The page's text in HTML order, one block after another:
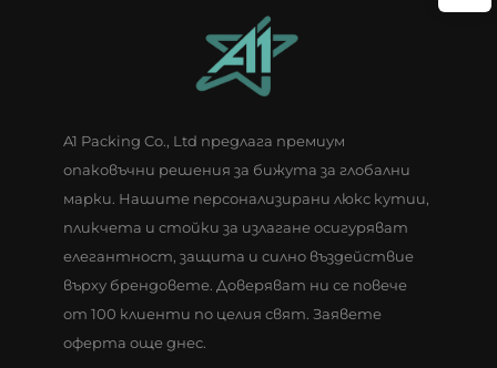
с релефно изображение,
подарък за бижута за Деня
A1 Packing Co., Ltd предлага премиум
опаковъчни решения за бижута за глобални
марки. Нашите персонализирани люкс кутии,
пликчета и стойки за излагане осигуряват
елегантност, защита и силно въздействие
върху брендовете. Доверяват ни се повече
от 100 клиенти по целия свят. Заявете
оферта още днес.